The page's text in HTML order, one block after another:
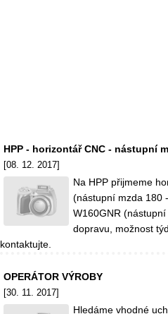
HPP - horizontář CNC - nástupní
[08. 12. 2017]
Na HPP přijmeme
(nástupní mzda 180
W160GNR
dopravu, možnost
kontaktujte.
OPERÁTOR VÝROBY
[30. 11. 2017]
Hledáme vhodné